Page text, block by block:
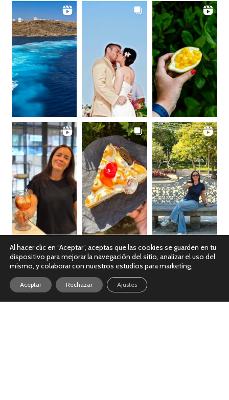
Ver en Instagram
Al hacer clic en “Aceptar”, aceptas que las cookies se guarden en tu
dispositivo para mejorar la navegación del sitio, analizar el uso del
mismo, y colaborar con nuestros estudios para marketing.
Aceptar Rechazar Ajustes